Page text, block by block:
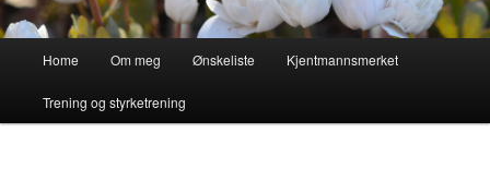
Home Om meg Ønskeliste Kjentmannsmerket
Trening og styrketrening